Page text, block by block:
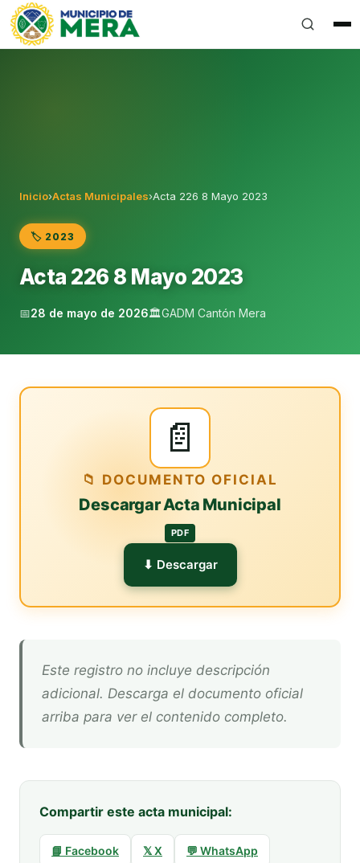
Gobierno Autónomo Descentralizado Municipal del
Inicio›Actas Municipales›Acta 226 8 Mayo 2023
🏷️ 2023
Acta 226 8 Mayo 2023
📅28 de mayo de 2026🏛️GADM Cantón Mera
📄
📁 DOCUMENTO OFICIAL
Descargar Acta Municipal
PDF
⬇ Descargar
Este registro no incluye descripción
adicional. Descarga el documento oficial
arriba para ver el contenido completo.
Compartir este acta municipal:
📘 Facebook 𝕏 X 💬 WhatsApp